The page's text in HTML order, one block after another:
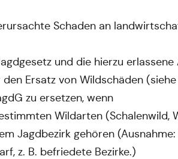
Schaden an
und die hierzu
Ersatz von Wildschäden
zu ersetzen, wenn
Wildarten (Schalenwild,
Jagdbezirk gehören
z. B. befriedete Bezirke.)